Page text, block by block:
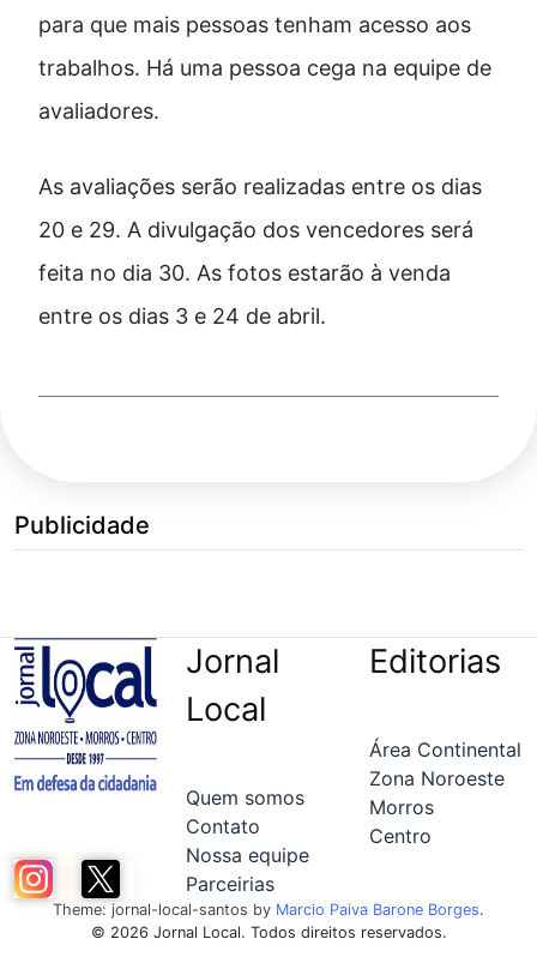
para que mais pessoas tenham acesso aos
trabalhos. Há uma pessoa cega na equipe de
avaliadores.
As avaliações serão realizadas entre os dias
20 e 29. A divulgação dos vencedores será
feita no dia 30. As fotos estarão à venda
entre os dias 3 e 24 de abril.
Publicidade
Jornal
Local
Quem somos
Contato
Nossa equipe
Parceirias
Editorias
Área Continental
Zona Noroeste
Morros
Centro
Theme: jornal-local-santos by Marcio Paiva Barone Borges.
© 2026 Jornal Local. Todos direitos reservados.